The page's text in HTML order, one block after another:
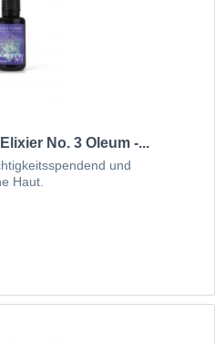
No. 3 Oleum -...
und
Haut.